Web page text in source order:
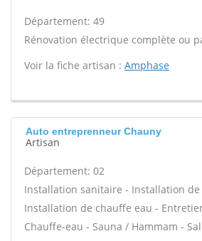
Département: 49
Rénovation électrique complète ou
Voir la fiche artisan : Amphase
Auto entreprenneur Chauny
Artisan
Département: 02
Installation sanitaire - Installation
Installation de chauffe eau -
Chauffe-eau - Sauna / Hammam -